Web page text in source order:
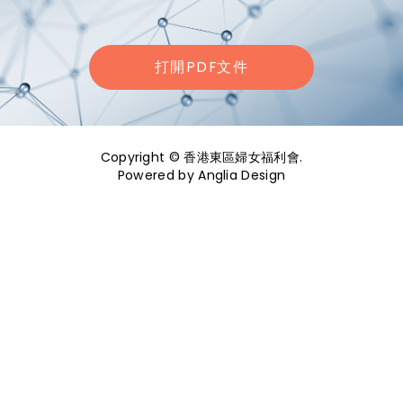
打開PDF文件
Copyright © 香港東區婦女福利會.
Powered byAnglia Design